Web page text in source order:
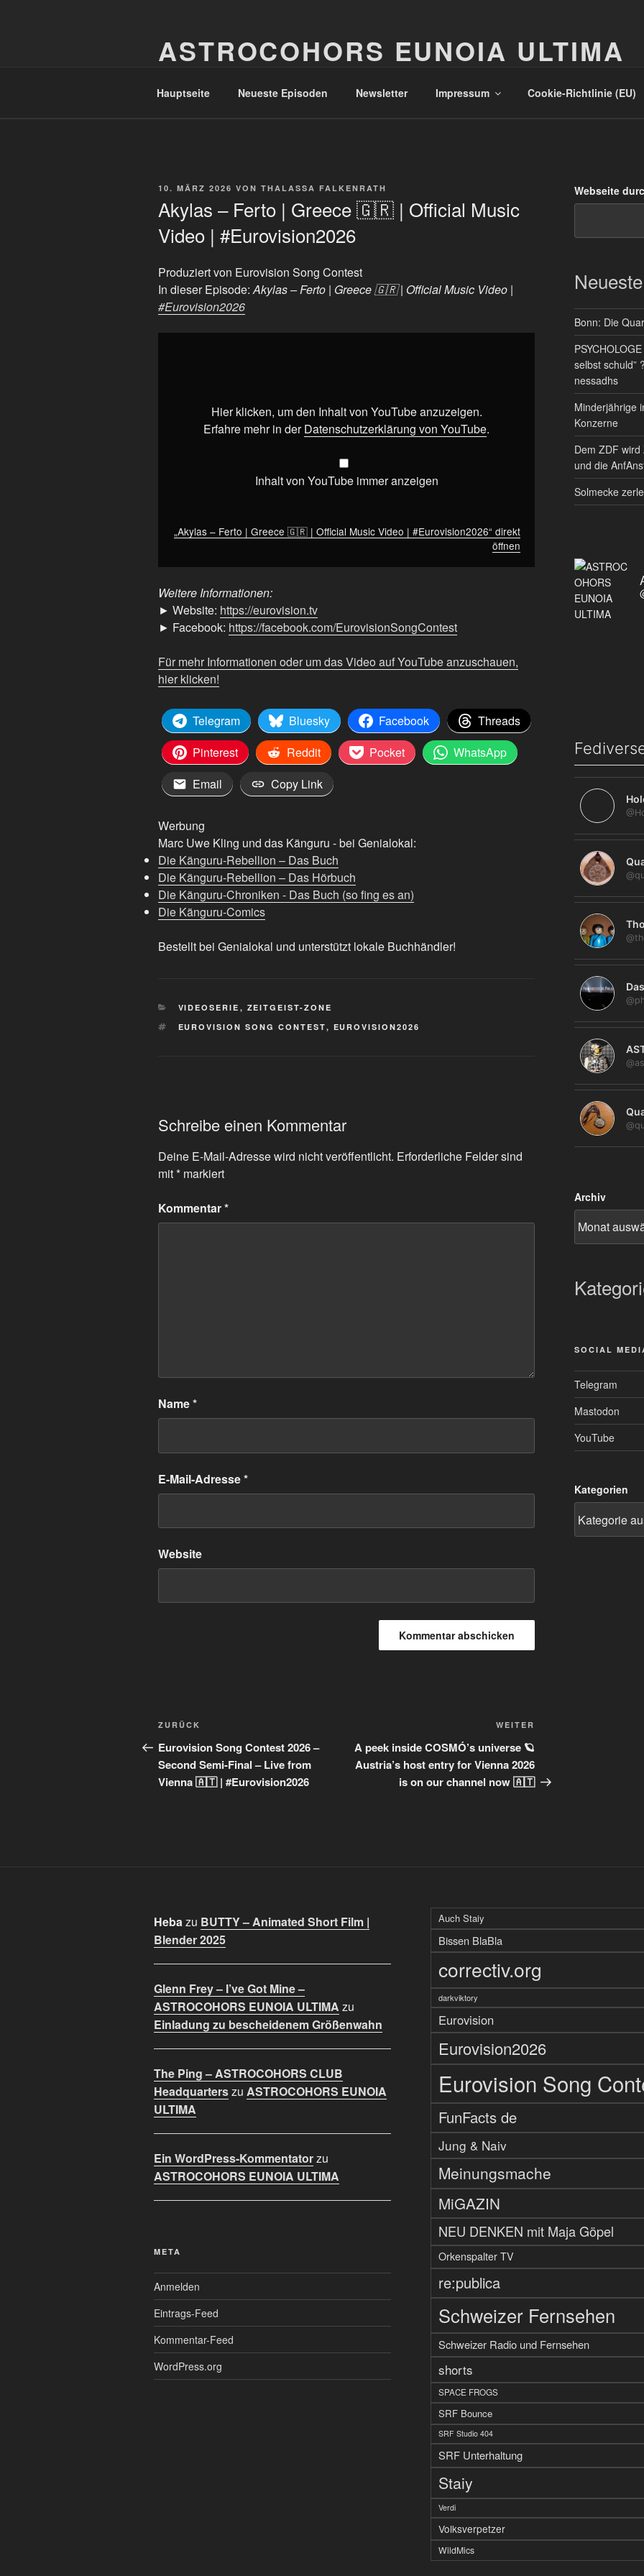
ASTROCOHORS EUNOIA ULTIMA
Hauptseite Neueste Episoden Newsletter Impressum Cookie-Richtlinie (EU)
VERÖFFENTLICHT
10. MÄRZ 2026 VON THALASSA FALKENRATH
Akylas – Ferto | Greece 🇬🇷 | Official Music
Video | #Eurovision2026
Produziert von Eurovision Song Contest
In dieser Episode:Akylas – Ferto | Greece 🇬🇷 | Official Music Video |
#Eurovision2026
#Eurovision2026“
YouTube
Hier klicken, um den Inhalt von YouTube anzuzeigen.
Erfahre mehr in derDatenschutzerklärung von YouTube.
Inhalt von YouTube immer anzeigen
„Akylas – Ferto | Greece 🇬🇷 | Official Music Video | #Eurovision2026“ direkt
öffnen
Weitere Informationen:
► Website: https://eurovision.tv
► Facebook: https://facebook.com/EurovisionSongContest
Für mehr Informationen oder um das Video auf YouTube anzuschauen,
hier klicken!
Telegram Bluesky Facebook
Threads
Pinterest
Reddit Pocket
WhatsApp
Email
Copy Link
Werbung
Marc Uwe Kling und das Känguru - bei Genialokal:
Die Känguru-Rebellion – Das Buch
Die Känguru-Rebellion – Das Hörbuch
Die Känguru-Chroniken - Das Buch (so fing es an)
Die Känguru-Comics
Bestellt bei Genialokal und unterstützt lokale Buchhändler!
KATEGORIEN
VIDEOSERIE , ZEITGEIST-ZONE
SCHLAGWÖRTER
EUROVISION SONG CONTEST, EUROVISION2026
Schreibe einen Kommentar
Deine E-Mail-Adresse wird nicht veröffentlicht. Erforderliche Felder sind
mit* markiert
Kommentar*
Name*
E-Mail-Adresse*
Website
Beitragsnavigation
Vorheriger
Beitrag
ZURÜCK
Eurovision Song Contest 2026 –
Second Semi-Final – Live from
Vienna 🇦🇹 | #Eurovision2026
WEITER
A peek inside COSMÓ’s universe 🪐
Austria’s host entry for Vienna 2026
is on our channel now 🇦🇹
Webseite
Bonn: Die
selbst schuld”
nessadhs
Minderjährige
Konzerne
Dem ZDF
und die
Solmecke
Archiv
SOCIAL
Telegram
Mastodon
YouTube
Kategorien
Hebazu BUTTY – Animated Short Film |
Blender 2025
Glenn Frey – I’ve Got Mine –
ASTROCOHORS EUNOIA ULTIMA zu
Einladung zu bescheidenem Größenwahn
The Ping – ASTROCOHORS CLUB
Headquarterszu ASTROCOHORS EUNOIA
ULTIMA
Ein WordPress-Kommentatorzu
ASTROCOHORS EUNOIA ULTIMA
META
Anmelden
Eintrags-Feed
Kommentar-Feed
WordPress.org
Auch Staiy
Bissen BlaBla
correctiv.org
darkviktory
Eurovision
Eurovision2026
Eurovision Song
FunFacts de
Jung & Naiv
Meinungsmache
MiGAZIN
NEU DENKEN mit Maja Göpel
Orkenspalter TV
re:publica
Schweizer Fernsehen
Schweizer Radio und Fernsehen
shorts
SPACE FROGS
SRF Bounce
SRF Studio 404
SRF Unterhaltung
Staiy
Verdi
Volksverpetzer
WildMics